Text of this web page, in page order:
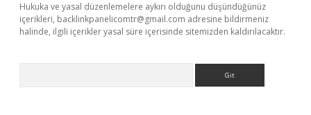
Hukuka ve yasal düzenlemelere aykırı olduğunu düşündüğünüz
içerikleri, backlinkpanelicomtr@gmail.com adresine bildirmeniz
halinde, ilgili içerikler yasal süre içerisinde sitemizden kaldırılacaktır.